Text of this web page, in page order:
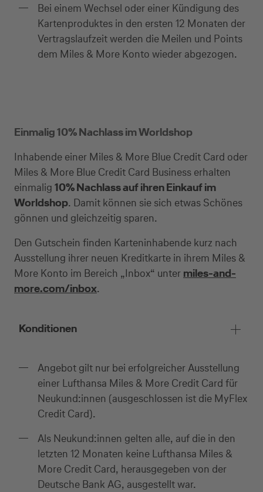
Bei einem Wechsel oder einer Kündigung des
Kartenproduktes in den ersten 12 Monaten der
Vertragslaufzeit werden die Meilen und Points
dem Miles & More Konto wieder abgezogen.
Einmalig 10% Nachlass im Worldshop
Inhabende einer Miles & More Blue Credit Card oder
Miles & More Blue Credit Card Business erhalten
einmalig 10% Nachlass auf ihren Einkauf im
Worldshop. Damit können sie sich etwas Schönes
gönnen und gleichzeitig sparen.
Den Gutschein finden Karteninhabende kurz nach
Ausstellung ihrer neuen Kreditkarte in ihrem Miles &
More Konto im Bereich „Inbox“ unter miles-and-
more.com/inbox.
Konditionen
Angebot gilt nur bei erfolgreicher Ausstellung
einer Lufthansa Miles & More Credit Card für
Neukund:innen (ausgeschlossen ist die MyFlex
Credit Card).
Als Neukund:innen gelten alle, auf die in den
letzten 12 Monaten keine Lufthansa Miles &
More Credit Card, herausgegeben von der
Deutsche Bank AG, ausgestellt war.